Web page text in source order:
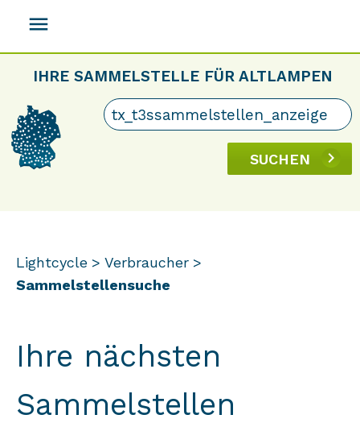
menu
IHRE SAMMELSTELLE FÜR ALTLAMPEN
SUCHEN
Lightcycle
Verbraucher
Sammelstellensuche
Ihre nächsten
Sammelstellen